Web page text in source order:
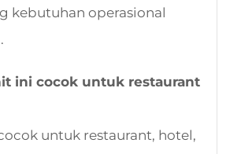
kebutuhan operasional
ini cocok untuk restaurant
untuk restaurant, hotel,